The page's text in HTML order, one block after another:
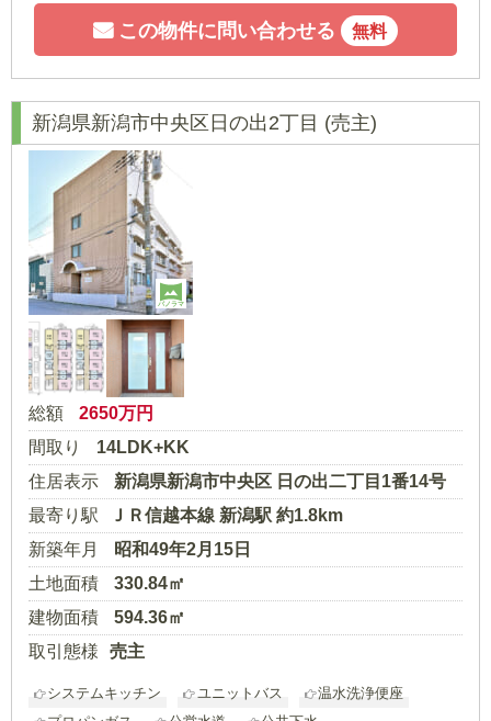
この物件に問い合わせる 無料
新潟県新潟市中央区日の出2丁目 (売主)
パノラマ
総額 2650万円
間取り
14LDK+KK
住居表示
新潟県新潟市中央区 日の出二丁目1番14号
最寄り駅
ＪＲ信越本線 新潟駅 約1.8km
新築年月
昭和49年2月15日
土地面積
330.84㎡
建物面積
594.36㎡
取引態様
売主
システムキッチン ユニットバス
温水洗浄便座